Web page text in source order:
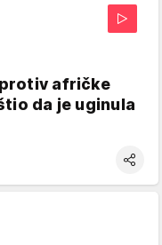
afričke
da je uginula